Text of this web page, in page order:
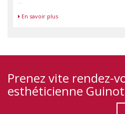
En savoir plus
Prenez vite rendez-
esthéticienne Guinot